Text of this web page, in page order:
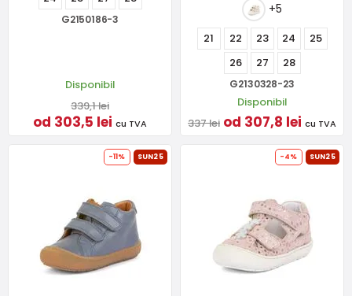
G2150186-3
Disponibil
339,1 lei
od 303,5 lei cu TVA
+5
21 22 23 24
25
26
27 28
G2130328-23
Disponibil
337 lei od 307,8 lei cu TVA
-11% SUN25 -4% SUN25